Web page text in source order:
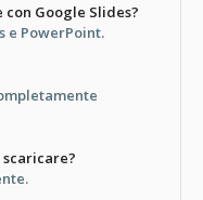
Google Slides?
e PowerPoint.